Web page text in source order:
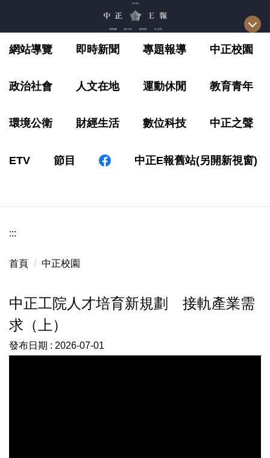
要
容
網站導覽 即時新聞 專題報導 中正校園
政治社會 人文在地 運動休閒 教育青年
環境公衛 財經生活 數位科技 中正之聲
ETV 節目 中正E報舊站(另開新視窗)
:::
首頁 中正校園
中正工院人才培育新規劃 接軌產業需
求（上）
發布日期 : 2026-07-01